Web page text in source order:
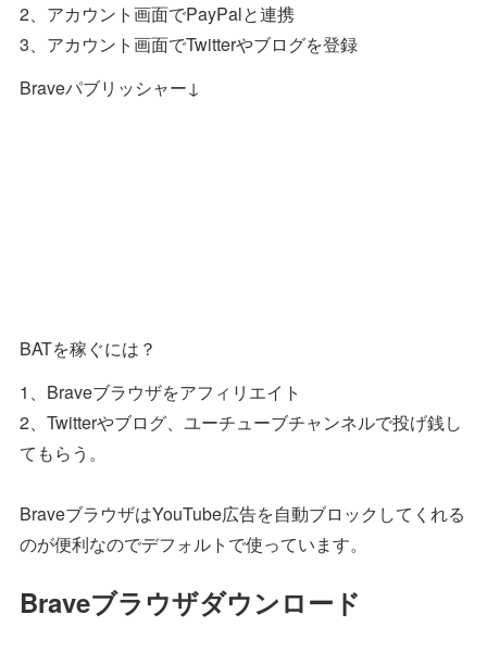
2、アカウント画面でPayPalと連携
3、アカウント画面でTwitterやブログを登録
Braveパブリッシャー↓
BATを稼ぐには？
1、Braveブラウザをアフィリエイト
2、Twitterやブログ、ユーチューブチャンネルで投げ銭し
てもらう。
BraveブラウザはYouTube広告を自動ブロックしてくれる
のが便利なのでデフォルトで使っています。
Braveブラウザダウンロード